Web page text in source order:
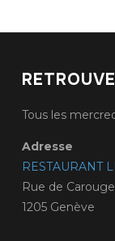
Tous les
Adresse
RESTAURANT
Rue de
1205 Genève